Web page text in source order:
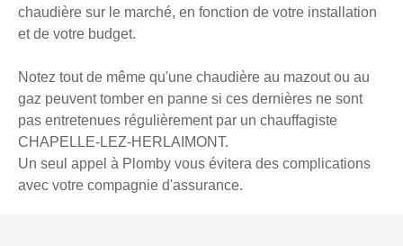
chaudière sur le marché, en fonction de votre installation
et de votre budget.
Notez tout de même qu'une chaudière au mazout ou au
gaz peuvent tomber en panne si ces dernières ne sont
pas entretenues régulièrement par un chauffagiste
CHAPELLE-LEZ-HERLAIMONT.
Un seul appel à Plomby vous évitera des complications
avec votre compagnie d'assurance.